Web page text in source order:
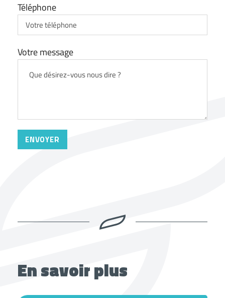
Téléphone
Votre message
En savoir plus